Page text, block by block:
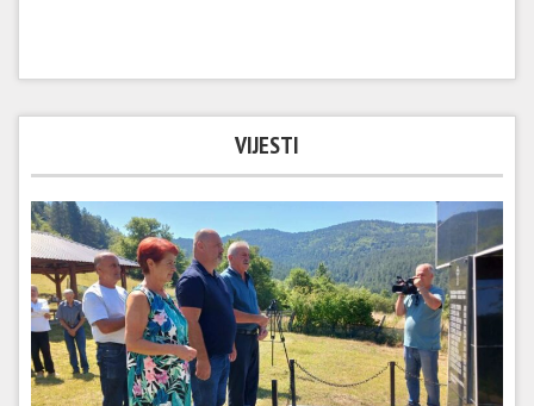
VIJESTI